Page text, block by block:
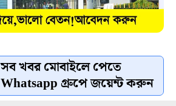
সব খবর মোবাইলে পেতে
Whatsapp গ্রুপে জয়েন্ট করুন